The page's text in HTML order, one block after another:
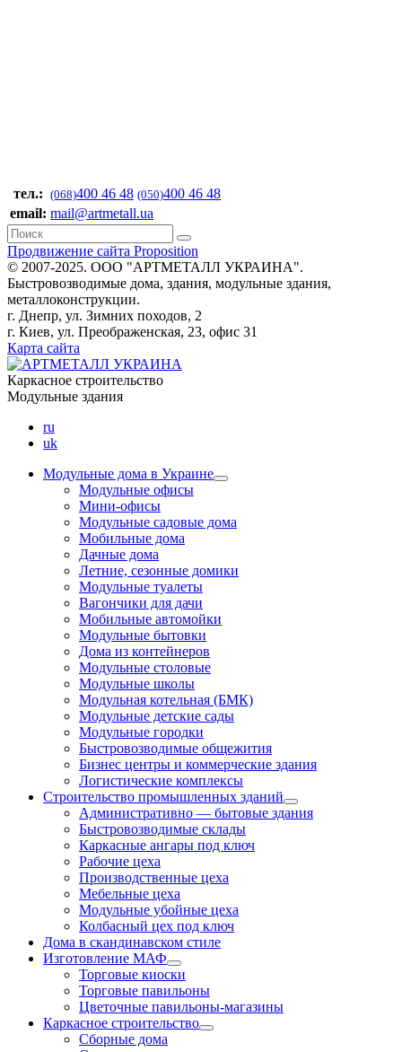
тел.: (068)400 46 48 (050)400 46 48
email: mail@artmetall.ua
Продвижение сайта Proposition
© 2007-2025. ООО "AРТМЕТАЛЛ УКРАИНА".
Быстровозводимые дома, здания, модульные здания,
металлоконструкции.
г. Днепр, ул. Зимних походов, 2
г. Киев, ул. Преображенская, 23, офис 31
Карта сайта
Каркасное строительство
Модульные здания
ru
uk
Модульные дома в Украине
Модульные офисы
Мини-офисы
Модульные садовые дома
Мобильные дома
Дачные дома
Летние, сезонные домики
Модульные туалеты
Вагончики для дачи
Мобильные автомойки
Модульные бытовки
Дома из контейнеров
Модульные столовые
Модульные школы
Модульная котельная (БМК)
Модульные детские сады
Модульные городки
Быстровозводимые общежития
Бизнес центры и коммерческие здания
Логистические комплексы
Строительство промышленных зданий
Административно — бытовые здания
Быстровозводимые склады
Каркасные ангары под ключ
Рабочие цеха
Производственные цеха
Мебельные цеха
Модульные убойные цеха
Колбасный цех под ключ
Дома в скандинавском стиле
Изготовление МАФ
Торговые киоски
Торговые павильоны
Цветочные павильоны-магазины
Каркасное строительство
Сборные дома